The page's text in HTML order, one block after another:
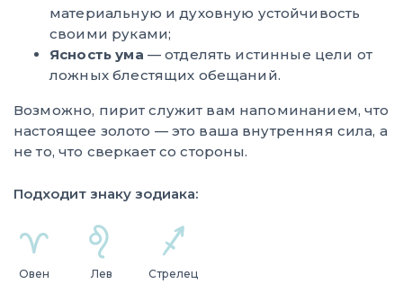
материальную и духовную устойчивость
своими руками;
Ясность ума — отделять истинные цели от
ложных блестящих обещаний.
Возможно, пирит служит вам напоминанием, что
настоящее золото — это ваша внутренняя сила, а
не то, что сверкает со стороны.
Подходит знаку зодиака:
Овен Лев Стрелец